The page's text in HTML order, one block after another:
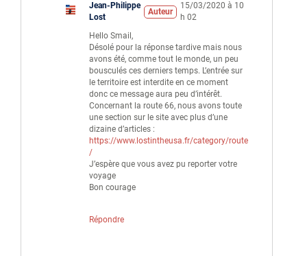
Jean-Philippe
Lost
Auteur
15/03/2020 à 10
h 02
Hello Smail,
Désolé pour la réponse tardive mais nous
avons été, comme tout le monde, un peu
bousculés ces derniers temps. L’entrée sur
le territoire est interdite en ce moment
donc ce message aura peu d’intérêt.
Concernant la route 66, nous avons toute
une section sur le site avec plus d’une
dizaine d’articles :
https://www.lostintheusa.fr/category/route
/
J’espère que vous avez pu reporter votre
voyage
Bon courage
Répondre